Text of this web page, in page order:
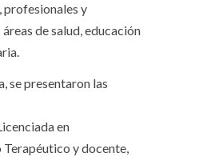
profesionales y
de salud, educación
se presentaron las
en
y docente,